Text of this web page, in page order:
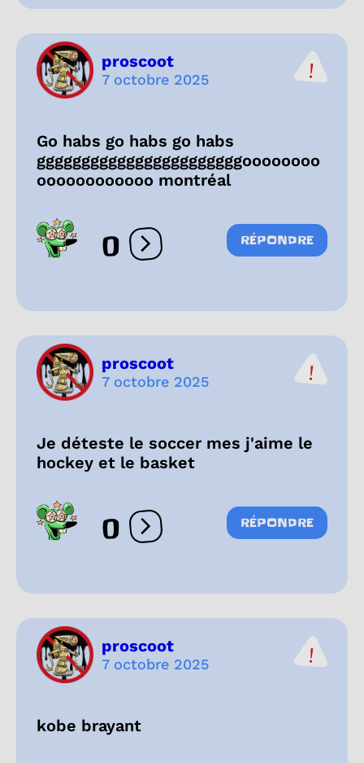
proscoot
7 octobre 2025
Go habs go habs go habs
gggggggggggggggggggggggoooooooo
oooooooooooo montréal
0 Ouvrir les réactions
RÉPONDRE
proscoot
7 octobre 2025
Je déteste le soccer mes j'aime le
hockey et le basket
0 Ouvrir les réactions
RÉPONDRE
proscoot
7 octobre 2025
kobe brayant